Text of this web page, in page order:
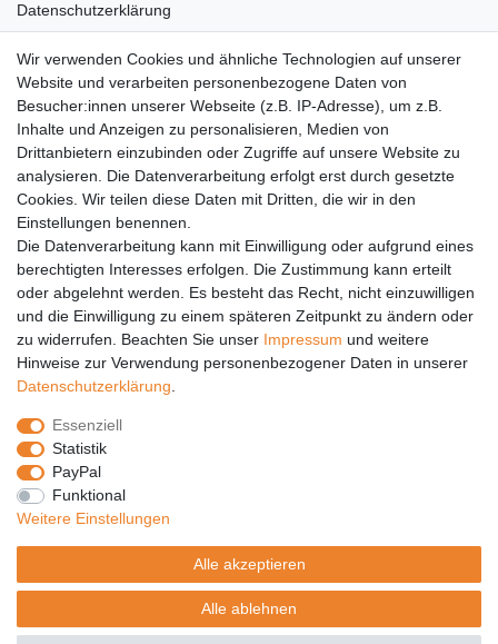
Datenschutzerklärung
Versandkosten
Barrierefreiheit
Anleitungen
Vertrag widerrufen
PARTNER
DHL
GLS
PaketPLUS
SPONSORING
Malchower SV 90
Malchower Wölfe
ZERTIFIKATE
Händlerbund
Trusted Shops
Wir verwenden Cookies und ähnliche Technologien auf unserer
Website und verarbeiten personenbezogene Daten von
Besucher:innen unserer Webseite (z.B. IP-Adresse), um z.B.
Inhalte und Anzeigen zu personalisieren, Medien von
Drittanbietern einzubinden oder Zugriffe auf unsere Website zu
analysieren. Die Datenverarbeitung erfolgt erst durch gesetzte
Cookies. Wir teilen diese Daten mit Dritten, die wir in den
Einstellungen benennen.
Die Datenverarbeitung kann mit Einwilligung oder aufgrund eines
berechtigten Interesses erfolgen. Die Zustimmung kann erteilt
oder abgelehnt werden. Es besteht das Recht, nicht einzuwilligen
und die Einwilligung zu einem späteren Zeitpunkt zu ändern oder
zu widerrufen. Beachten Sie unser Impressum und weitere
Hinweise zur Verwendung personenbezogener Daten in unserer
Daten­schutz­erklärung
Essenziell
Statistik
PayPal
Funktional
Weitere Einstellungen
Alle akzeptieren
Alle ablehnen